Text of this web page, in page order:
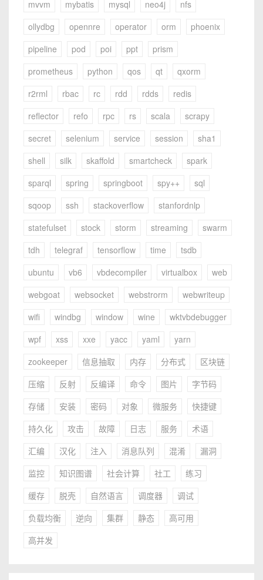
mvvm
mybatis mysql neo4j
nfs
ollydbg
opennre operator orm
phoenix
pipeline
pod poi ppt
prism
prometheus
python qos qt
qxorm
r2rml
rbac rc rdd rdds
redis
reflector
refo rpc rs scala
scrapy
secret
selenium service session
sha1
shell
silk skaffold smartcheck
spark
sparql
spring springboot spy++
sql
sqoop
ssh stackoverflow
stanfordnlp
statefulset
stock storm streaming
swarm
tdh
telegraf tensorflow time
tsdb
ubuntu
vb6 vbdecompiler virtualbox
web
webgoat
websocket webstrorm
webwriteup
wifi
windbg window wine
wktvbdebugger
wpf
xss xxe yacc yaml
yarn
zookeeper
信息抽取 内存 分布式
区块链
压缩
反射 反编译 命令 图片
字节码
存储
安装 密码 对象 微服务
快捷键
持久化
攻击 故障 日志 服务
术语
汇编
汉化 注入 消息队列 混淆
漏洞
监控
知识图谱 社会计算 社工
练习
缓存
脱壳 自然语言 调度器
调试
负载均衡
逆向 集群 静态
高可用
高并发